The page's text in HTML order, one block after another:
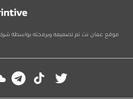
موقع عمان نت تم تصميمه وبرمجته بواسطة